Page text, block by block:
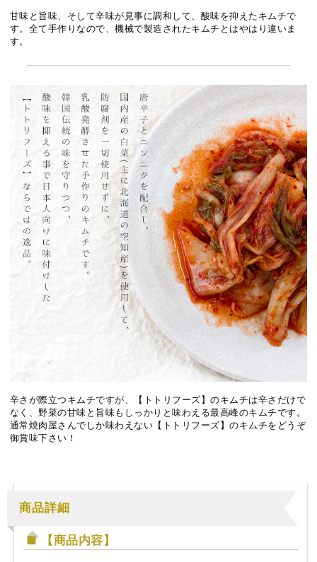
甘味と旨味、そして辛味が見事に調和して、酸味を抑えたキムチで
す。全て手作りなので、機械で製造されたキムチとはやはり違いま
す。
辛さが際立つキムチですが、【トトリフーズ】のキムチは辛さだけで
なく、野菜の甘味と旨味もしっかりと味わえる最高峰のキムチです。
通常焼肉屋さんでしか味わえない【トトリフーズ】のキムチをどうぞ
御賞味下さい！
商品詳細
【商品内容】